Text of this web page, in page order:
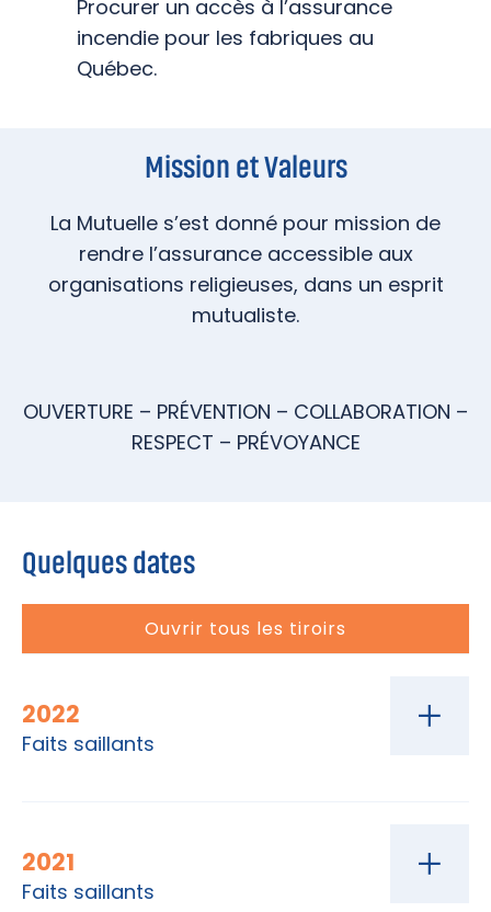
Procurer un accès à l’assurance
incendie pour les fabriques au
Québec.
Mission et Valeurs
La Mutuelle s’est donné pour mission de
rendre l’assurance accessible aux
organisations religieuses, dans un esprit
mutualiste.
OUVERTURE – PRÉVENTION – COLLABORATION –
RESPECT – PRÉVOYANCE
Quelques dates
Ouvrir tous les tiroirs
2022
Faits saillants
2021
Faits saillants